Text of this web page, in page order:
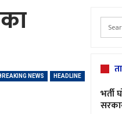
NEWS HEADLINE
भर्ती